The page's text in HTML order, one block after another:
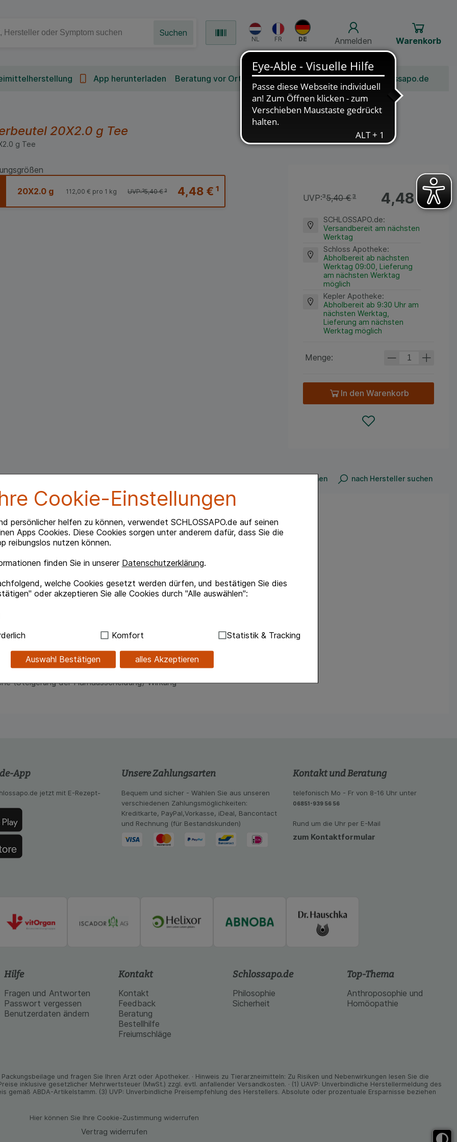
Cookie-Einstellungen
persönlicher helfen zu können, verwendet SCHLOSSAPO.de auf seinen
Apps Cookies. Diese Cookies sorgen unter anderem dafür, dass Sie die
reibungslos nutzen können.
finden Sie in unserer Datenschutzerklärung.
welche Cookies gesetzt werden dürfen, und bestätigen Sie dies
oder akzeptieren Sie alle Cookies durch "Alle auswählen":
Hierbei handelt es sich um Cookies, die für die Grundfunktionen unserer
für die Wiedererkennung des Besuchers oder unsere Seite an bevorzugte
Komfort Statistik & Tracking
Auswahl Bestätigen alles Akzeptieren
Anmelden Warenkorb
Suchen
App herunterladen Beratung vor Ort Bonusprogramm Jobs Über Schlossapo.de
20X2.0 g Tee
g Tee
20X2.0 g 4,48 €¹
UVP:³5,40 €³
112,00 € pro 1 kg 4,48 €¹
UVP:³5,40 €³
SCHLOSSAPO.de:
Versandbereit am nächsten
Werktag
Schloss Apotheke:
Abholbereit ab nächsten
Werktag 09:00, Lieferung
am nächsten Werktag
möglich
Kepler Apotheke:
Abholbereit ab 9:30 Uhr am
nächsten Werktag,
Lieferung am nächsten
Werktag möglich
Menge:
In den Warenkorb
nach Produkt suchen nach Hersteller suchen
und zur Durchspülung der ableitenden
oder Zinnkraut bezeichnet.
die Droge aufgrund des hohen
benutzt wird. Zu den Inhaltsstoffen des
aufgrund des hohen Kieselsäuregehalts auch
des Schachtelhalmkrauts zählen neben
(Steigerung der Harnausscheidung) Wirkung
App
jetzt mit E-Rezept-
Unsere Zahlungsarten
Bequem und sicher - Wählen Sie aus unseren
verschiedenen Zahlungsmöglichkeiten:
Kreditkarte, PayPal,Vorkasse, iDeal, Bancontact
und Rechnung (für Bestandskunden)
Kontakt und Beratung
telefonisch Mo - Fr von 8-16 Uhr unter
06851-939 56 56
Rund um die Uhr per E-Mail
zum Kontaktformular
Hilfe
Fragen und Antworten
Passwort vergessen
Benutzerdaten ändern
Kontakt
Kontakt
Feedback
Beratung
Bestellhilfe
Freiumschläge
Schlossapo.de
Philosophie
Sicherheit
Top-Thema
Anthroposophie und
Homöopathie
und fragen Sie Ihren Arzt oder Apo­theker. · Hinweis zu Tier­arz­nei­mitteln: Zu Risiken und Neben­wirkungen lesen Sie die
inklusive gesetz­licher Mehrwertsteuer (MwSt.) zzgl. evtl. anfallender Versand­kosten. · (1) UAVP: Unverbindliche Herstellermeldung des
ABDA-Artikelstamm. (3) UVP: Unverbindliche Preisempfehlung des Herstellers. Absolute oder prozentuale Ersparnisse beziehen
Hier können Sie Ihre Cookie-Zustimmung widerrufen
Vertrag widerrufen